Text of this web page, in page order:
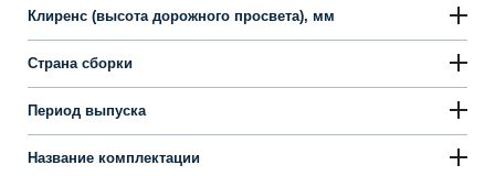
Клиренс (высота дорожного просвета), мм
Страна сборки
Период выпуска
Название комплектации